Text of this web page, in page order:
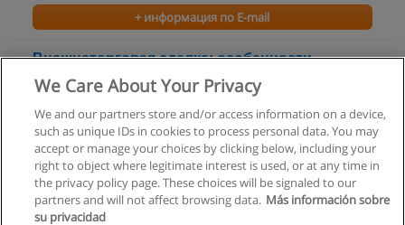
+ информация по E-mail
Внешнеторговая сделка: особенности
заключения и реализации
+ информация по E-mail
We Care About Your Privacy
We and our partners store and/or access information on a device,
such as unique IDs in cookies to process personal data. You may
accept or manage your choices by clicking below, including your
right to object where legitimate interest is used, or at any time in
the privacy policy page. These choices will be signaled to our
partners and will not affect browsing data. Más información sobre
su privacidad